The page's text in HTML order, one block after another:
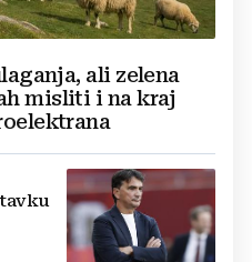
ali zelena
misliti i na kraj